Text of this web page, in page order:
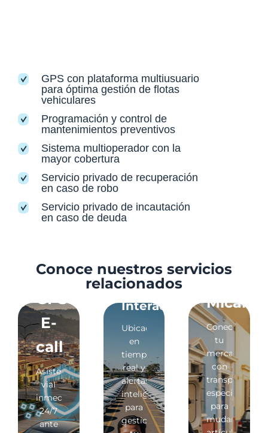
GPS con plataforma multiusuario
para óptima gestión de flotas
vehiculares
Programación y control de
mantenimientos preventivos
Sistema multioperador con la
mayor cobertura
Servicio privado de recuperación
en caso de robo
Servicio privado de incautación
en caso de deuda
Conoce nuestros servicios
relacionados
GPS
E-
call
Asistencia
vial
inmediata
24/7
ante
GPS
Interactivo
Ubicación
en
tiempo
real y
alertas
inteligentes
para
gestionar
Micarga
Conecta
tu
mercadería
con
transportistas
especializados
para
mudanzas,